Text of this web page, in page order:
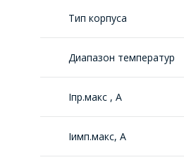
Тип корпуса
Диапазон температур
Iпр.макс , А
Iимп.макс, А